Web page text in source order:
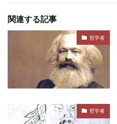
関連する記事
哲学者
哲学者